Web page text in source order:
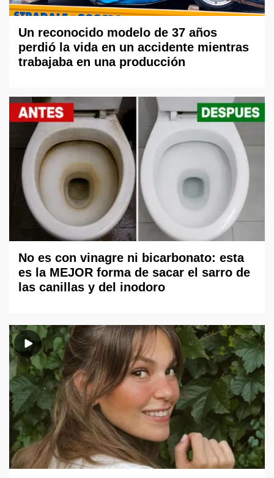
Un reconocido modelo de 37 años
perdió la vida en un accidente mientras
trabajaba en una producción
No es con vinagre ni bicarbonato: esta
es la MEJOR forma de sacar el sarro de
las canillas y del inodoro